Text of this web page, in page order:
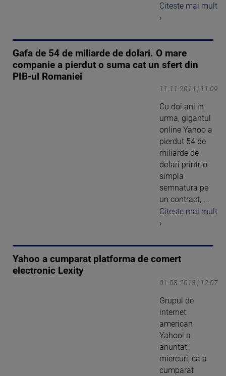
Citeste mai mult
›
Gafa de 54 de miliarde de dolari. O mare
companie a pierdut o suma cat un sfert din
PIB-ul Romaniei
11-11-2014 | 11:09
Cu doi ani in
urma, gigantul
online Yahoo a
pierdut 54 de
miliarde de
dolari printr-o
simpla
semnatura pe
un contract, ...
Citeste mai mult
›
Yahoo a cumparat platforma de comert
electronic Lexity
01-08-2013 | 12:07
Grupul de
internet
american
Yahoo! a
anuntat,
miercuri, ca a
cumparat